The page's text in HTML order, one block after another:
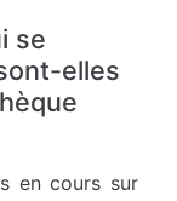
se
elles
en cours sur